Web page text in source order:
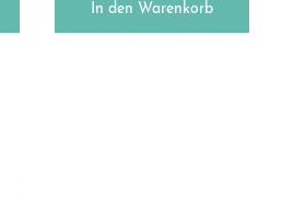
In den Warenkorb